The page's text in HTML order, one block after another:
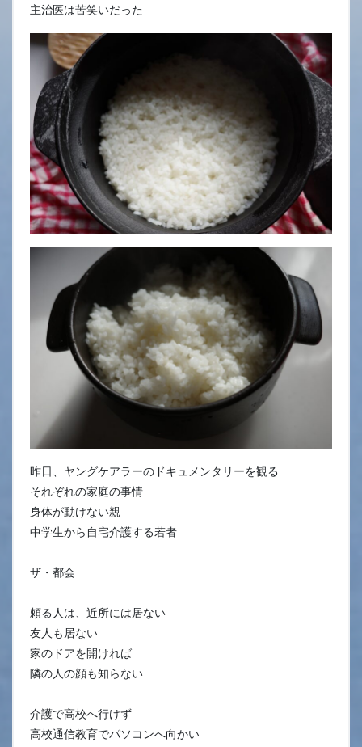
主治医は苦笑いだった
昨日、ヤングケアラーのドキュメンタリーを観る
それぞれの家庭の事情
身体が動けない親
中学生から自宅介護する若者
ザ・都会
頼る人は、近所には居ない
友人も居ない
家のドアを開ければ
隣の人の顔も知らない
介護で高校へ行けず
高校通信教育でパソコンへ向かい